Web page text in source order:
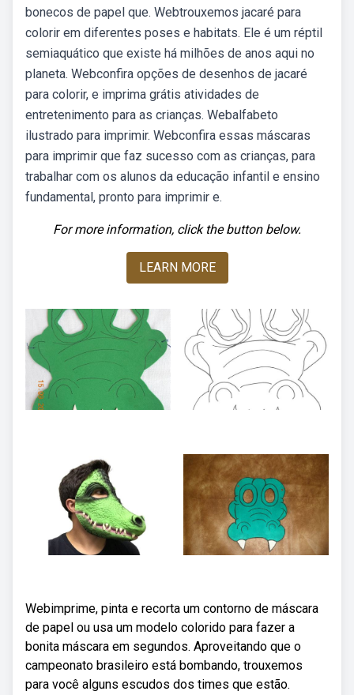
bonecos de papel que. Webtrouxemos jacaré para
colorir em diferentes poses e habitats. Ele é um réptil
semiaquático que existe há milhões de anos aqui no
planeta. Webconfira opções de desenhos de jacaré
para colorir, e imprima grátis atividades de
entretenimento para as crianças. Webalfabeto
ilustrado para imprimir. Webconfira essas máscaras
para imprimir que faz sucesso com as crianças, para
trabalhar com os alunos da educação infantil e ensino
fundamental, pronto para imprimir e.
For more information, click the button below.
LEARN MORE
Webimprime, pinta e recorta um contorno de máscara
de papel ou usa um modelo colorido para fazer a
bonita máscara em segundos. Aproveitando que o
campeonato brasileiro está bombando, trouxemos
para você alguns escudos dos times que estão.